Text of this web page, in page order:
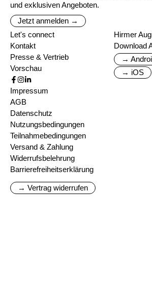
und exklusiven Angeboten.
Jetzt anmelden →
Let's connect
Kontakt
Presse & Vertrieb
Vorschau
Hirmer
Download
→
→ iOS
Impressum
AGB
Datenschutz
Nutzungsbedingungen
Teilnahmebedingungen
Versand & Zahlung
Widerrufsbelehrung
Barrierefreiheitserklärung
→ Vertrag widerrufen